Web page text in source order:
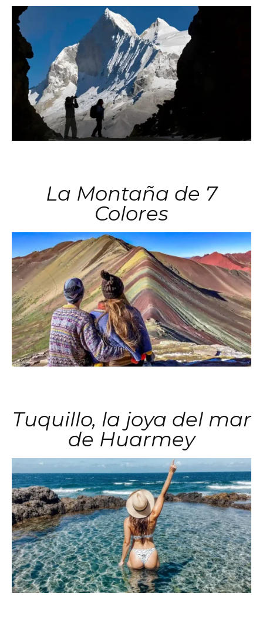
La Montaña de 7
Colores
Tuquillo, la joya del mar
de Huarmey